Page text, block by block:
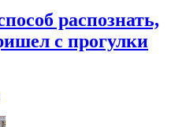
распознать,
с прогулки